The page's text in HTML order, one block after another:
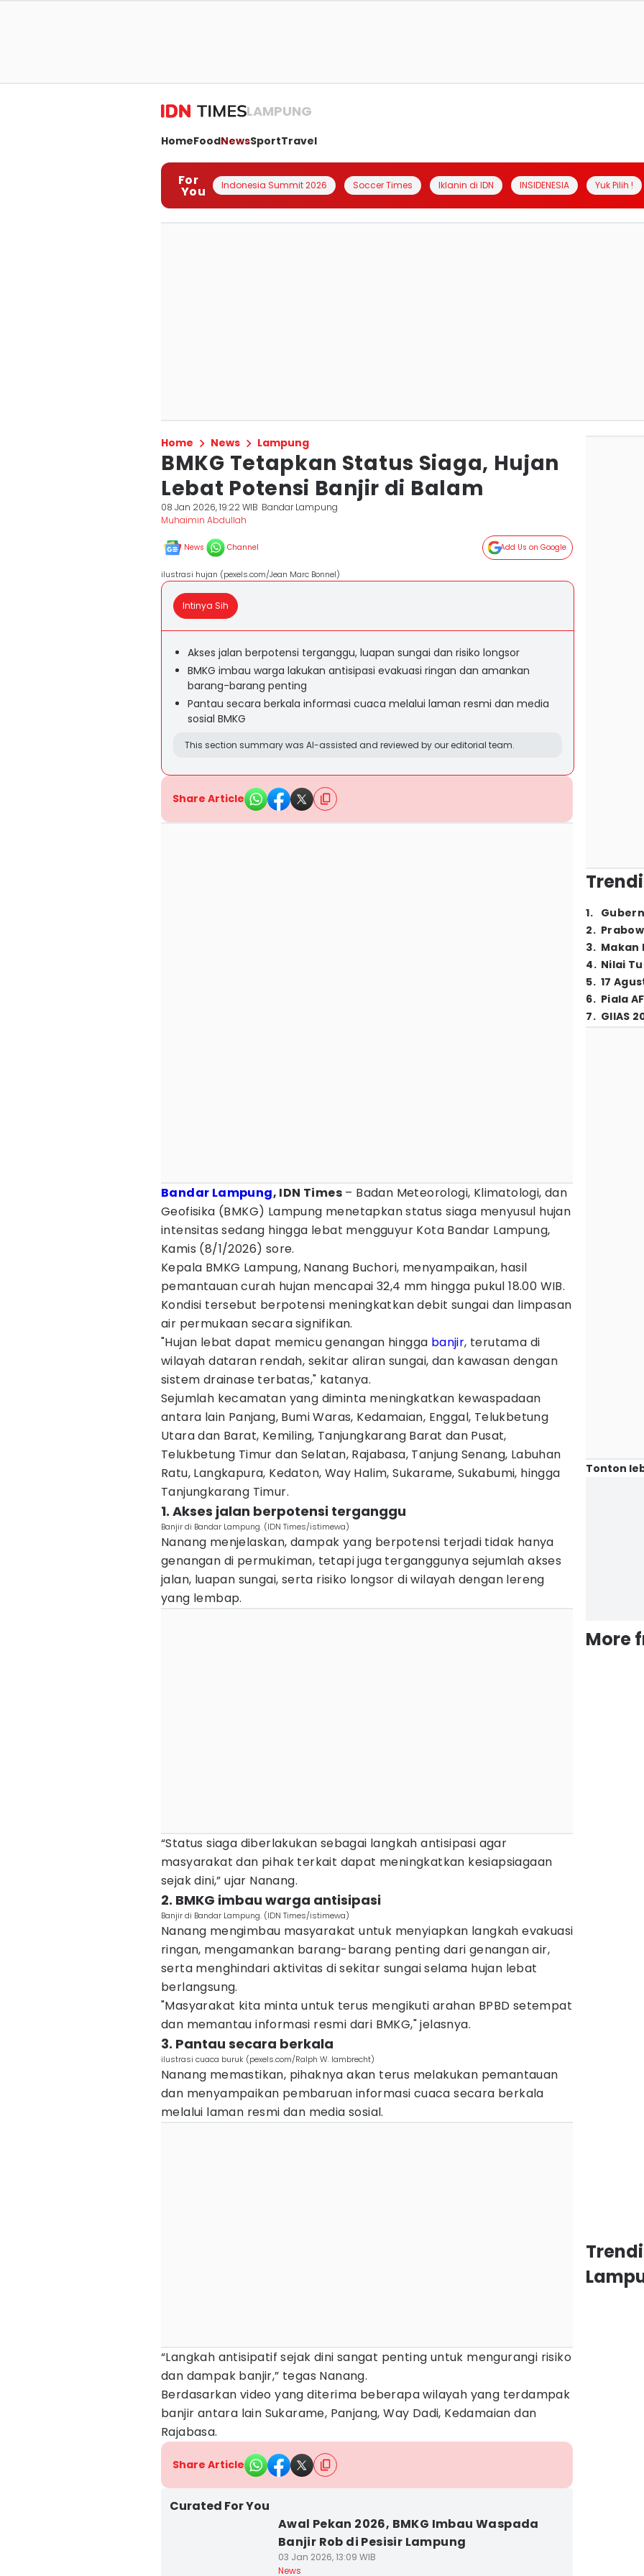
LAMPUNG
HomeFoodNewsSportTravel
For
You Indonesia Summit 2026 Soccer Times Iklanin di IDN INSIDENESIA Yuk Pilih !
Home News Lampung
BMKG Tetapkan Status Siaga, Hujan
Lebat Potensi Banjir di Balam
08 Jan 2026, 19:22 WIB Bandar Lampung
Muhaimin Abdullah
News Channel Add Us on Google
ilustrasi hujan (pexels.com/Jean Marc Bonnel)
Intinya Sih
Akses jalan berpotensi terganggu, luapan sungai dan risiko longsor
BMKG imbau warga lakukan antisipasi evakuasi ringan dan amankan
barang-barang penting
Pantau secara berkala informasi cuaca melalui laman resmi dan media
sosial BMKG
This section summary was AI-assisted and reviewed by our editorial team.
Share Article
Bandar Lampung, IDN Times – Badan Meteorologi, Klimatologi, dan
Geofisika (BMKG) Lampung menetapkan status siaga menyusul hujan
intensitas sedang hingga lebat mengguyur Kota Bandar Lampung,
Kamis (8/1/2026) sore.
Kepala BMKG Lampung, Nanang Buchori, menyampaikan, hasil
pemantauan curah hujan mencapai 32,4 mm hingga pukul 18.00 WIB.
Kondisi tersebut berpotensi meningkatkan debit sungai dan limpasan
air permukaan secara signifikan.
"Hujan lebat dapat memicu genangan hingga banjir, terutama di
wilayah dataran rendah, sekitar aliran sungai, dan kawasan dengan
sistem drainase terbatas," katanya.
Sejumlah kecamatan yang diminta meningkatkan kewaspadaan
antara lain Panjang, Bumi Waras, Kedamaian, Enggal, Telukbetung
Utara dan Barat, Kemiling, Tanjungkarang Barat dan Pusat,
Telukbetung Timur dan Selatan, Rajabasa, Tanjung Senang, Labuhan
Ratu, Langkapura, Kedaton, Way Halim, Sukarame, Sukabumi, hingga
Tanjungkarang Timur.
1. Akses jalan berpotensi terganggu
Banjir di Bandar Lampung. (IDN Times/istimewa)
Nanang menjelaskan, dampak yang berpotensi terjadi tidak hanya
genangan di permukiman, tetapi juga terganggunya sejumlah akses
jalan, luapan sungai, serta risiko longsor di wilayah dengan lereng
yang lembap.
“Status siaga diberlakukan sebagai langkah antisipasi agar
masyarakat dan pihak terkait dapat meningkatkan kesiapsiagaan
sejak dini,” ujar Nanang.
2. BMKG imbau warga antisipasi
Banjir di Bandar Lampung. (IDN Times/istimewa)
Nanang mengimbau masyarakat untuk menyiapkan langkah evakuasi
ringan, mengamankan barang-barang penting dari genangan air,
serta menghindari aktivitas di sekitar sungai selama hujan lebat
berlangsung.
"Masyarakat kita minta untuk terus mengikuti arahan BPBD setempat
dan memantau informasi resmi dari BMKG," jelasnya.
3. Pantau secara berkala
ilustrasi cuaca buruk (pexels.com/Ralph W. lambrecht)
Nanang memastikan, pihaknya akan terus melakukan pemantauan
dan menyampaikan pembaruan informasi cuaca secara berkala
melalui laman resmi dan media sosial.
“Langkah antisipatif sejak dini sangat penting untuk mengurangi risiko
dan dampak banjir,” tegas Nanang.
Berdasarkan video yang diterima beberapa wilayah yang terdampak
banjir antara lain Sukarame, Panjang, Way Dadi, Kedamaian dan
Rajabasa.
Share Article
Curated For You
Awal Pekan 2026, BMKG Imbau Waspada
Banjir Rob di Pesisir Lampung
03 Jan 2026, 13:09 WIB
News
1.
2.
3. Makan
4. Nilai
5. 17
6. Piala
7. GIIAS
Tonton
More